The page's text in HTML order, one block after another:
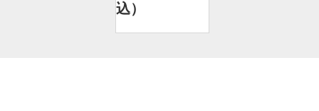
込）